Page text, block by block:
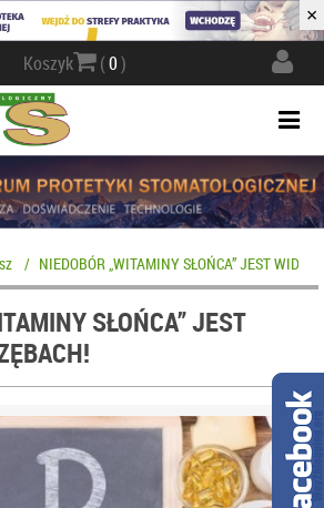
×
Koszyk (0)
/ NIEDOBÓR „WITAMINY SŁOŃCA” JEST
SŁOŃCA” JEST